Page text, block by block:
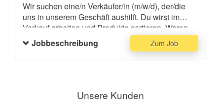
Wir suchen eine/n Verkäufer/in (m/w/d), der/die
uns in unserem Geschäft aushilft. Du wirst im
Verkauf arbeiten und Produkte sortieren, Waren
verräumen oder andere anfallende Aufgaben
übernehmen. Du solltest Erfahrung im
Einzelhandel bzw. optimalerweise im Verkauf
Jobbeschreibung Zum Job
Unsere Kunden